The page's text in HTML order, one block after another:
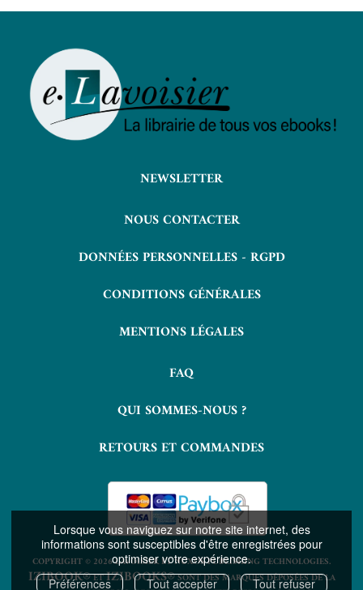
Lorsque vous naviguez sur notre site internet, des
informations sont susceptibles d'être enregistrées pour
optimiser votre expérience.
Préférences
Tout accepter Tout refuser
NEWSLETTER
NOUS CONTACTER
DONNÉES PERSONNELLES - RGPD
CONDITIONS GÉNÉRALES
MENTIONS LÉGALES
FAQ
QUI SOMMES-NOUS ?
RETOURS ET COMMANDES
COPYRIGHT © 2026 LAVOISIER ET NUXOS PUBLISHING TECHNOLOGIES.
IZIBOOK®ETIZIBOOKS®SONT DES MARQUES DÉPOSÉES DE LA